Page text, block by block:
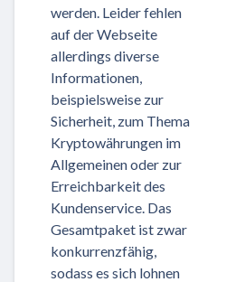
werden. Leider fehlen
auf der Webseite
allerdings diverse
Informationen,
beispielsweise zur
Sicherheit, zum Thema
Kryptowährungen im
Allgemeinen oder zur
Erreichbarkeit des
Kundenservice. Das
Gesamtpaket ist zwar
konkurrenzfähig,
sodass es sich lohnen